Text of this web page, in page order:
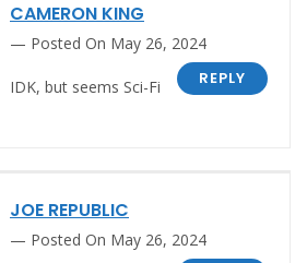
CAMERON KING
Posted On May 26, 2024
REPLY
IDK, but seems Sci-Fi
JOE REPUBLIC
Posted On May 26, 2024